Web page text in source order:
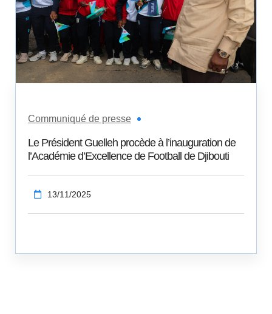
Communiqué de presse
Le Président Guelleh procède à l’inauguration de
l’Académie d’Excellence de Football de Djibouti
13/11/2025